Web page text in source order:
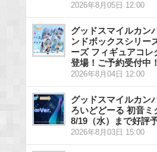
2026年8月05日 12:00
グッドスマイルカン
ンドボックスシリー
ーズ フィギュアコレ
登場！ご予約受付中！
2026年8月04日 12:00
グッドスマイルカン
ろいどどーる 初音ミ
8/19（水）まで好評
2026年8月03日 15:00